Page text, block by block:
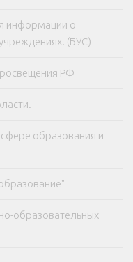
информации о
(БУС)
РФ
образования и
образовательных